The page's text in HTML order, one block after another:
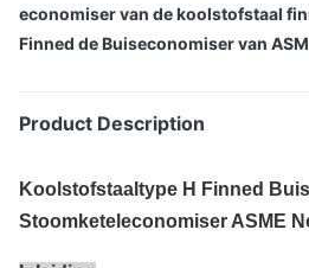
economiser van de koolstofstaal
Finned de Buiseconomiser van
Product Description
Koolstofstaaltype H Finned
Stoomketeleconomiser ASME